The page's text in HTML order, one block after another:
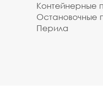
Контейнерные
Остановочные
Перила